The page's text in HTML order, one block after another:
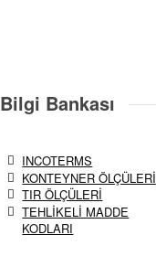
Bilgi Bankası
INCOTERMS
KONTEYNER ÖLÇÜLERİ
TIR ÖLÇÜLERİ
TEHLİKELİ MADDE
KODLARI